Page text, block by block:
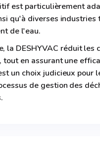
est particulièrement
qu'à diverses industries
de l'eau.
la DESHYVAC réduit les
en assurant une
un choix judicieux pour
de gestion des